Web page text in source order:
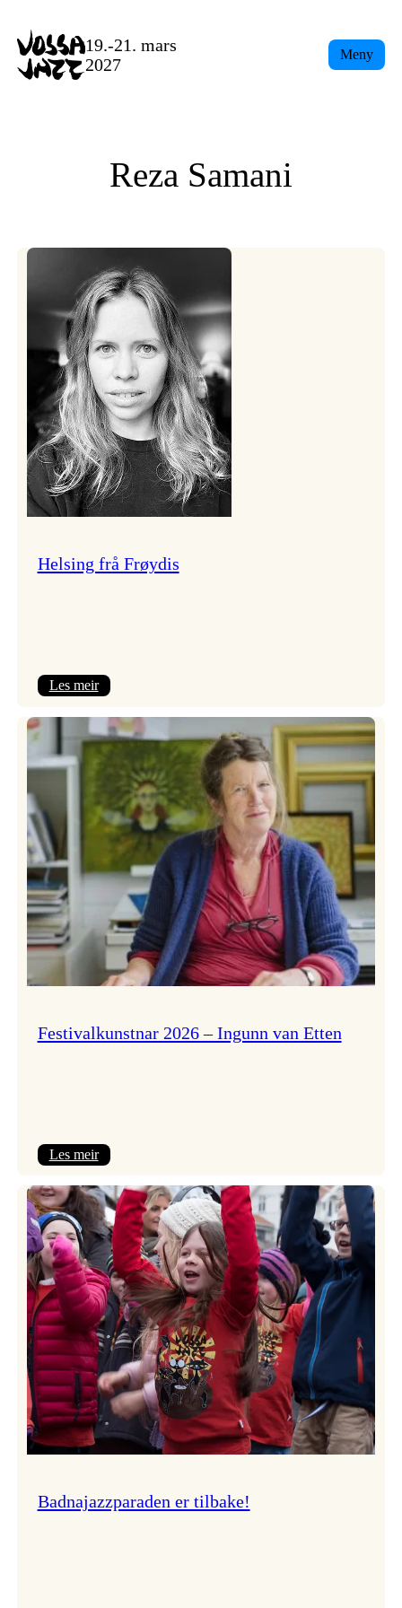
content
19.-21. mars
2027
Meny
Reza Samani
Helsing frå Frøydis
Les meir:
frå
Frøydis
Festivalkunstnar 2026 – Ingunn van Etten
Les meir:
2026
–
Ingunn van Etten
Badnajazzparaden er tilbake!